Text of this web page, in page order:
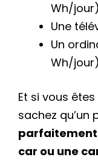
Wh/jour)
Une
Un
Wh/jour)
Et si vous
sachez qu’un
car ou une